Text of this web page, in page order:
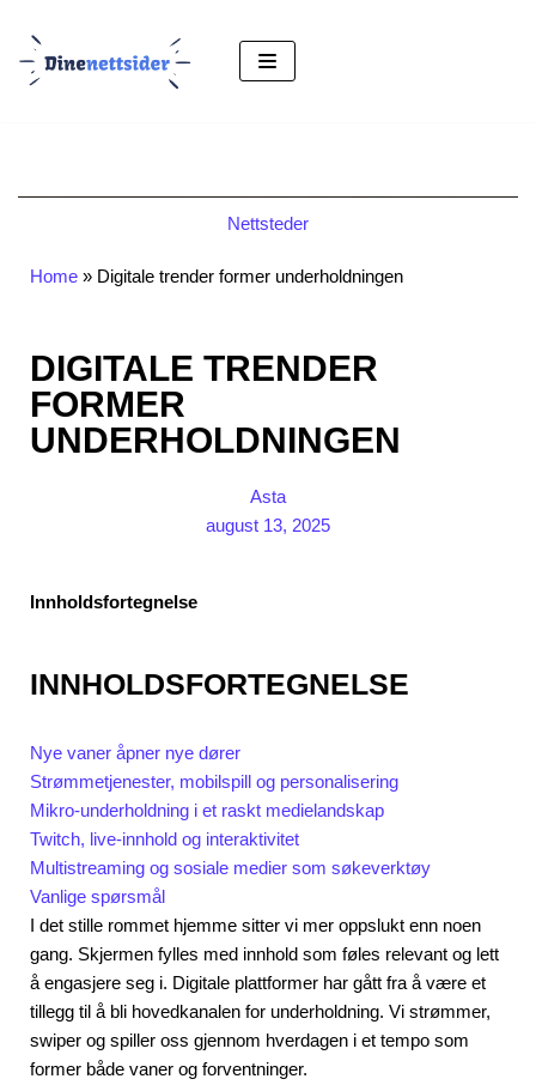
Hopp
til
Nettsteder
Home » Digitale trender former underholdningen
DIGITALE TRENDER
FORMER
UNDERHOLDNINGEN
Asta
august 13, 2025
Innholdsfortegnelse
INNHOLDSFORTEGNELSE
Nye vaner åpner nye dører
Strømmetjenester, mobilspill og personalisering
Mikro-underholdning i et raskt medielandskap
Twitch, live-innhold og interaktivitet
Multistreaming og sosiale medier som søkeverktøy
Vanlige spørsmål
I det stille rommet hjemme sitter vi mer oppslukt enn noen
gang. Skjermen fylles med innhold som føles relevant og lett
å engasjere seg i. Digitale plattformer har gått fra å være et
tillegg til å bli hovedkanalen for underholdning. Vi strømmer,
swiper og spiller oss gjennom hverdagen i et tempo som
former både vaner og forventninger.